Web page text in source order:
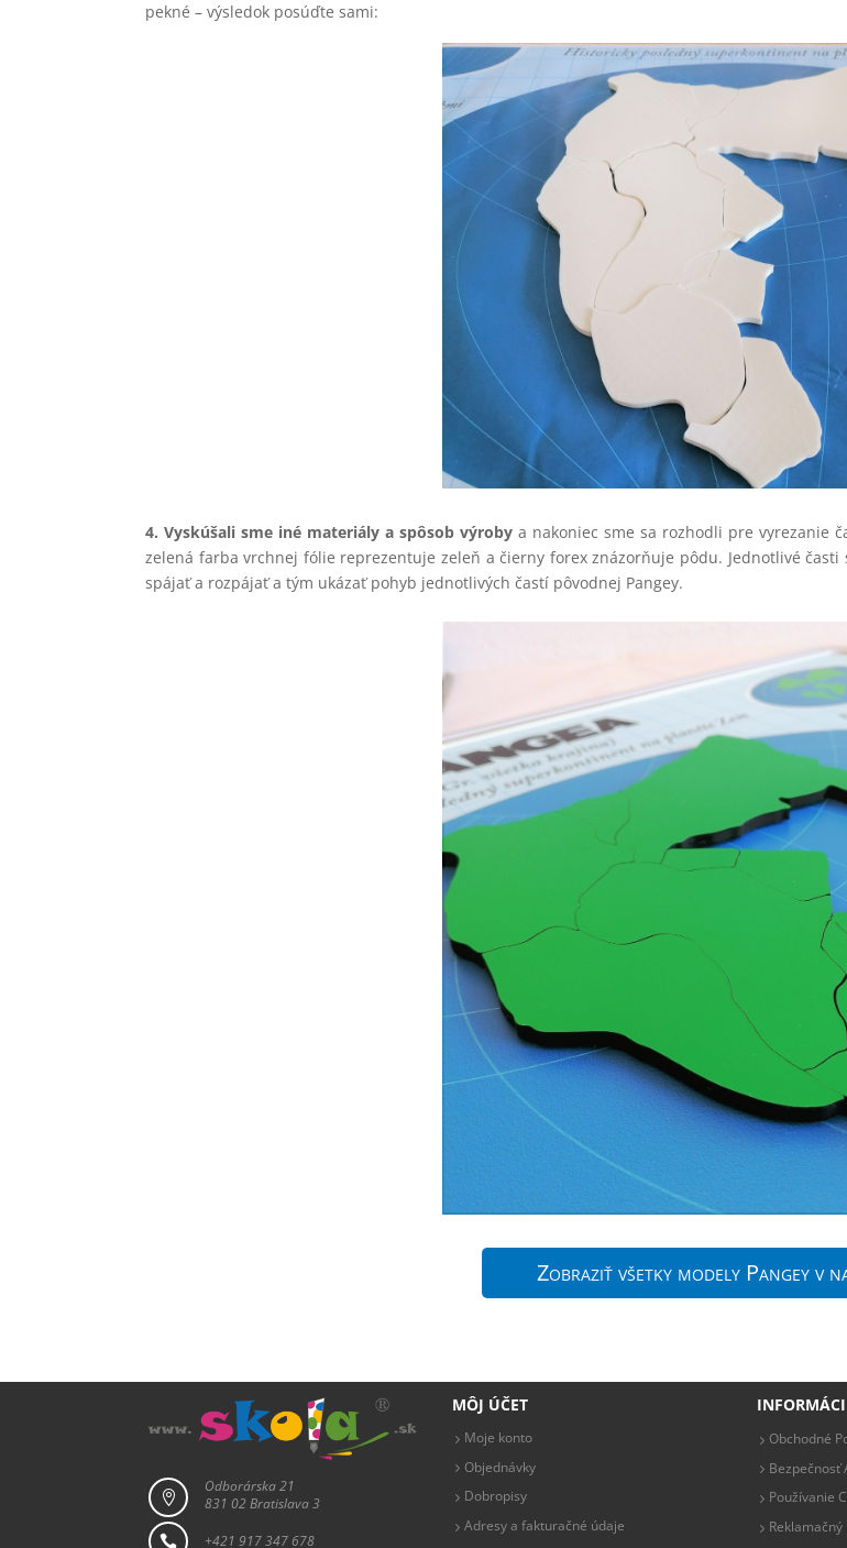
pekné – výsledok posúďte sami:
4. Vyskúšali sme iné materiály a spôsob výroby a nakoniec sme sa rozhodli pre vyrezanie
zelená farba vrchnej fólie reprezentuje zeleň a čierny forex znázorňuje pôdu. Jednotlivé
spájať a rozpájať a tým ukázať pohyb jednotlivých častí pôvodnej Pangey.
Zobraziť všetky modely Pangey v

Odborárska 21
831 02 Bratislava 3
 +421 917 347 678
MÔJ ÚČET
Moje konto
Objednávky
Dobropisy
Adresy a fakturačné údaje
Obchodné
Bezpečnosť
Používanie